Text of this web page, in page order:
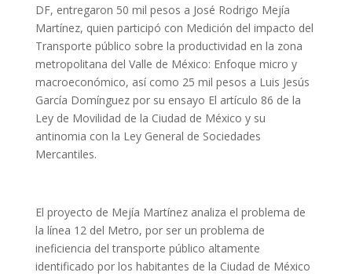
DF, entregaron 50 mil pesos a José Rodrigo Mejía
Martínez, quien participó con Medición del impacto del
Transporte público sobre la productividad en la zona
metropolitana del Valle de México: Enfoque micro y
macroeconómico, así como 25 mil pesos a Luis Jesús
García Domínguez por su ensayo El artículo 86 de la
Ley de Movilidad de la Ciudad de México y su
antinomia con la Ley General de Sociedades
Mercantiles.
El proyecto de Mejía Martínez analiza el problema de
la línea 12 del Metro, por ser un problema de
ineficiencia del transporte público altamente
identificado por los habitantes de la Ciudad de México